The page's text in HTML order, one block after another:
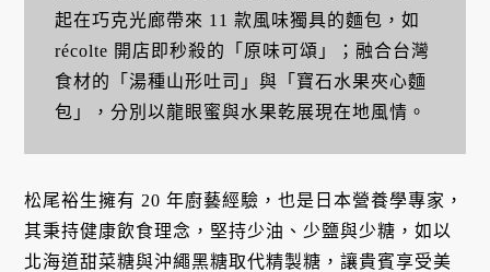
起在巧克光廊帶來 11 款風味獨具的麵包，如
récolte 開店即秒殺的「原味可頌」；融合台灣
食材的「湯種山形吐司」與「寶石水果夾心麵
包」，分別以龍眼蜜與水果乾展現在地風情。
松尾裕生擁有 20 年廚藝經驗，也是日本營養學專家，
其秉持健康飲食理念，堅持少油、少鹽與少糖，如以
北海道甜菜糖與沖繩黑糖取代精製糖，讓貴賓享受美